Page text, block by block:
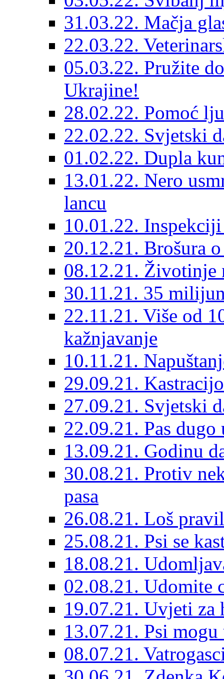
31.03.22. Mačja
22.03.22.
05.03.22. Pružite
Ukrajine!
28.02.22. Pomoć
22.02.22. Svjetski
01.02.22. Dupla
13.01.22. Nero
lancu
10.01.22.
20.12.21. Brošura
08.12.21.
30.11.21. 35
22.11.21. Više od
kažnjavanje
10.11.21.
29.09.21.
27.09.21. Svjetski
22.09.21. Pas
13.09.21. Godinu
30.08.21. Protiv
pasa
26.08.21. Loš
25.08.21. Psi se
18.08.21.
02.08.21. Udomite
19.07.21. Uvjeti za
13.07.21. Psi
08.07.21.